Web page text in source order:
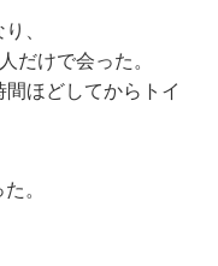
、
だけで会った。
ほどしてからトイ
。